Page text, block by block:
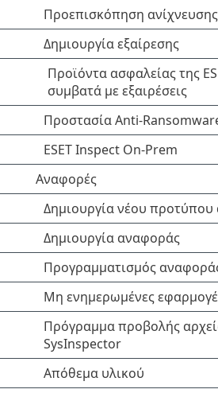
Προεπισκόπηση ανίχνευσης
Δημιουργία εξαίρεσης
Προϊόντα ασφαλείας της
συμβατά με εξαιρέσεις
Προστασία Anti-
ESET Inspect On-Prem
Αναφορές
Δημιουργία νέου
Δημιουργία αναφοράς
Προγραμματισμός
Μη ενημερωμένες
Πρόγραμμα προβολής
SysInspector
Απόθεμα υλικού